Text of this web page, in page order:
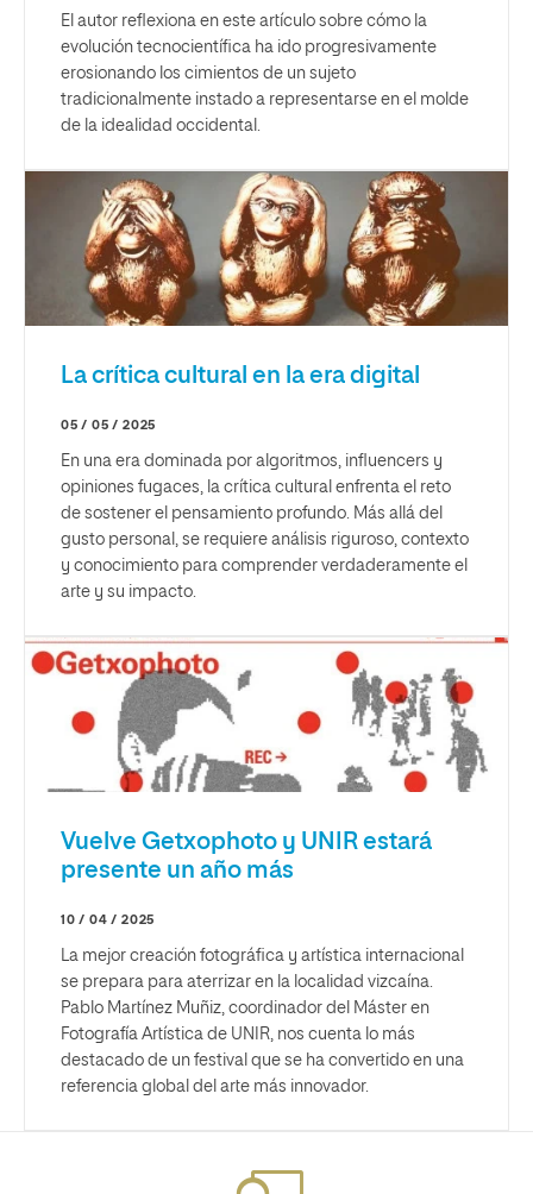
El autor reflexiona en este artículo sobre cómo la
evolución tecnocientífica ha ido progresivamente
erosionando los cimientos de un sujeto
tradicionalmente instado a representarse en el molde
de la idealidad occidental.
La crítica cultural en la era digital
05 / 05 / 2025
En una era dominada por algoritmos, influencers y
opiniones fugaces, la crítica cultural enfrenta el reto
de sostener el pensamiento profundo. Más allá del
gusto personal, se requiere análisis riguroso, contexto
y conocimiento para comprender verdaderamente el
arte y su impacto.
Vuelve Getxophoto y UNIR estará
presente un año más
10 / 04 / 2025
La mejor creación fotográfica y artística internacional
se prepara para aterrizar en la localidad vizcaína.
Pablo Martínez Muñiz, coordinador del Máster en
Fotografía Artística de UNIR, nos cuenta lo más
destacado de un festival que se ha convertido en una
referencia global del arte más innovador.